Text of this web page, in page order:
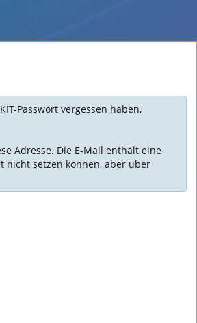
Passwort vergessen haben,
Adresse. Die E-Mail enthält eine
nicht setzen können, aber über